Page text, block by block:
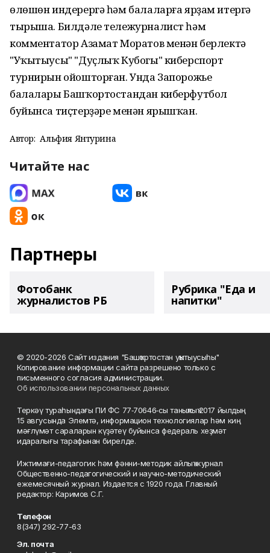
өлөшөн индерергә һәм балаларға ярҙам итергә
тырыша. Билдәле тележурналист һәм
комментатор Азамат Моратов менән берлектә
"Уҡытыусы" "Дуҫлыҡ Кубогы" киберспорт
турнирын ойошторған. Унда Запорожье
балалары Башҡортостандан киберфутбол
буйынса тиҫтерҙәре менән ярышҡан.
Автор: Альфия Янтурина
Читайте нас
Партнеры
Фотобанк
журналистов РБ
Рубрика "Еда и
напитки"
© 2020-2026 Сайт издания "Башҡортостан уҡытыусыһы"
Копирование информации сайта разрешено только с
письменного согласия администрации.
Об использовании персональных данных
Теркәү тураһындағы ПИ ФС 77‑70646‑сы таныҡлыҡ 2017 йылдың
15 авгусында Элемтә, информацион технологиялар һәм киң
мәғлүмәт сараларын күҙәтеү буйынса федераль хеҙмәт
идаралығы тарафынан бирелде.
Ижтимағи-педагогик һәм фәнни-методик айлыҡ журнал
Общественно-педагогический и научно-методический
ежемесячный журнал. Издается с 1920 года. Главный
редактор: Каримов С.Г.
Телефон
8(347) 292-77-63
Эл. почта